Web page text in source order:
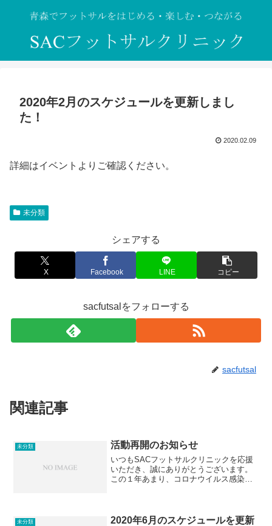
2020年2月のスケジュールを更新しまし
た！
2020.02.09
詳細はイベントよりご確認ください。
未分類
シェアする
X Facebook LINE コピー
sacfutsalをフォローする
sacfutsal
関連記事
未分類 活動再開のお知らせ
いつもSACフットサルクリニックを応援
いただき、誠にありがとうございます。
この１年あまり、コロナウイルス感染予
らせいたします。活動再...
未分類
2020年6月のスケジュールを更新